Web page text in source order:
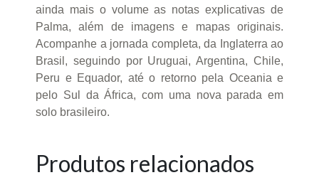
ainda mais o volume as notas explicativas de
Palma, além de imagens e mapas originais.
Acompanhe a jornada completa, da Inglaterra ao
Brasil, seguindo por Uruguai, Argentina, Chile,
Peru e Equador, até o retorno pela Oceania e
pelo Sul da África, com uma nova parada em
solo brasileiro.
Produtos relacionados